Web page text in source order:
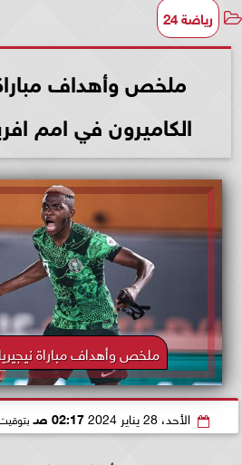
رياضة 24
ملخص وأهداف
الكاميرون في امم
ملخص وأهداف مباراة
الأحد، 28 يناير 2024 02:17 صـ